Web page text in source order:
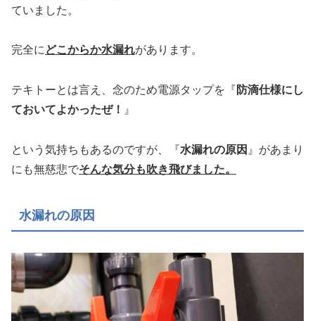
ていました。
完全に どこからか水漏れがあります。
テキトーとは言え、念のため電源タップを『 防滴仕様にし
ておいてよかったぜ！ 』
という気持ちもあるのですが、『水漏れの原因 』があまり
にも無慈悲でそんな気分も吹き飛びました。
水漏れの原因